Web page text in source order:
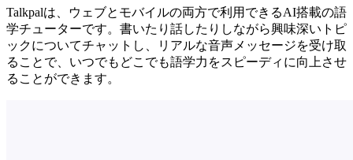
Talkpalは、ウェブとモバイルの両方で利用できるAI搭載の語
学チューターです。書いたり話したりしながら興味深いトピ
ックについてチャットし、リアルな音声メッセージを受け取
ることで、いつでもどこでも語学力をスピーディに向上させ
ることができます。